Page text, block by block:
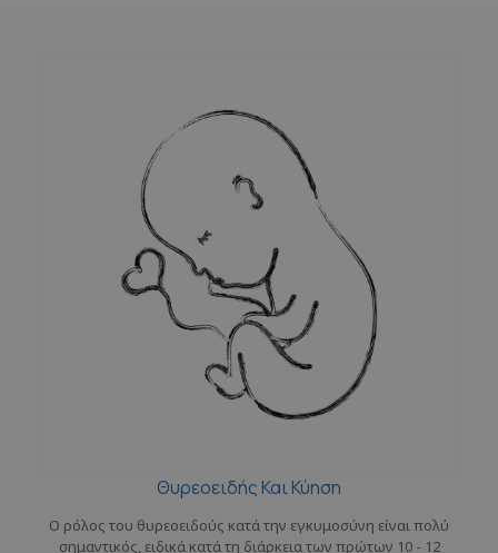
Θυρεοειδής Και Κύηση
Ο ρόλος του θυρεοειδούς κατά την εγκυμοσύνη είναι πολύ
σημαντικός, ειδικά κατά τη διάρκεια των πρώτων 10 - 12